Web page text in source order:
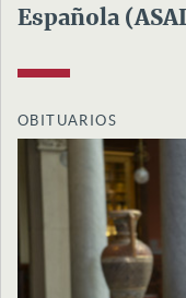
Española
OBITUARIOS